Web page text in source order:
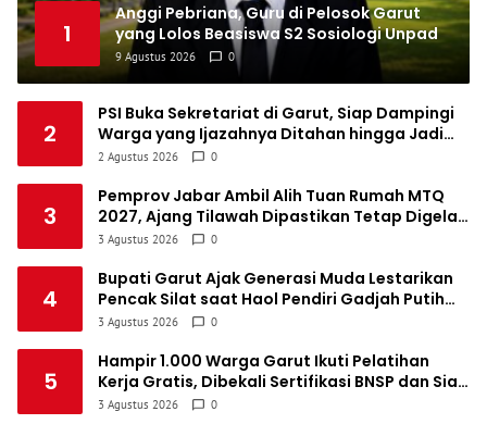
1
Anggi Pebriana, Guru di Pelosok Garut
yang Lolos Beasiswa S2 Sosiologi Unpad
9 Agustus 2026 0
2
PSI Buka Sekretariat di Garut, Siap Dampingi
Warga yang Ijazahnya Ditahan hingga Jadi
Rumah Aspirasi Masyarakat
2 Agustus 2026 0
3
Pemprov Jabar Ambil Alih Tuan Rumah MTQ
2027, Ajang Tilawah Dipastikan Tetap Digelar
Awal Tahun Depan
3 Agustus 2026 0
4
Bupati Garut Ajak Generasi Muda Lestarikan
Pencak Silat saat Haol Pendiri Gadjah Putih
Mega Paksi Pusaka
3 Agustus 2026 0
5
Hampir 1.000 Warga Garut Ikuti Pelatihan
Kerja Gratis, Dibekali Sertifikasi BNSP dan Siap
Masuk Dunia Industri
3 Agustus 2026 0